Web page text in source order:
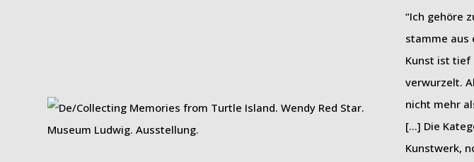
“Ich gehöre
stamme aus
Kunst ist tief
verwurzelt.
nicht mehr
[…] Die
Kunstwerk,